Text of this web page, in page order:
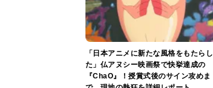
「日本アニメに新たな風格をもたらし
た」仏アヌシー映画祭で快挙達成の
『ChaO』！授賞式後のサイン攻めま